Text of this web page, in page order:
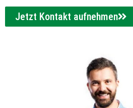
Jetzt Kontakt aufnehmen